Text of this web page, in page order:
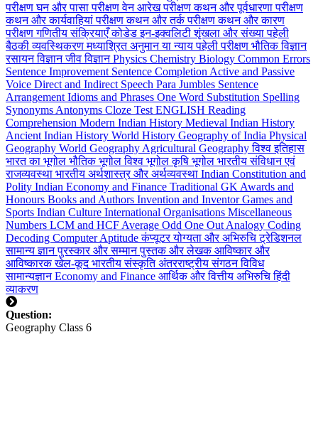
परीक्षणघन और पासा परीक्षणवेन आरेख परीक्षणकथन और पूर्वधारणा परीक्षण
कथन और कार्यवाहियां परीक्षणकथन और तर्क परीक्षणकथन और कारण
परीक्षणगणितीय संक्रियाएँकोडेड इन-इक्वलिटीशृंखला और संख्या पहेली
बैठकी व्यवस्थिकरणमध्याश्रित अनुमान या न्यायपहेली परीक्षण भौतिक विज्ञान
रसायन विज्ञानजीव विज्ञानPhysics Chemistry Biology Common Errors
Sentence Improvement Sentence Completion Active and Passive
Voice Direct and Indirect Speech Para Jumbles Sentence
Arrangement Idioms and Phrases One Word Substitution Spelling
Synonyms Antonyms Cloze Test ENGLISH Reading
Comprehension Modern Indian History Medieval Indian History
Ancient Indian History World History Geography of India Physical
Geography World Geography Agricultural Geographyविश्व इतिहास
भारत का भूगोल भौतिक भूगोलविश्व भूगोलकृषि भूगोल भारतीय संविधान एवं
राजव्यवस्था भारतीय अर्थशास्त्र और अर्थव्यवस्था Indian Constitution and
Polity Indian Economy and Finance Traditional GK Awards and
Honours Books and Authors Invention and InventorGames and
Sports Indian Culture International Organisations Miscellaneous
Numbers LCM and HCF Average Odd One Out Analogy Coding
Decoding Computer Aptitudeकंप्यूटर योग्यता और अभिरुचिट्रेडिशनल
सामान्य ज्ञानपुरस्कार और सम्मानपुस्तक और लेखकआविष्कार और
आविष्कारकखेल-कूदभारतीय संस्कृतिअंतरराष्ट्रीय संगठनविविध
सामान्यज्ञानEconomy and Finance आर्थिक और वित्तीय अभिरुचिहिंदी
व्याकरण
Question:
Geography Class 6